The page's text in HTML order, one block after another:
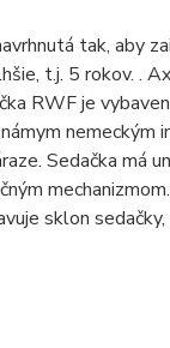
tak, aby
t.j. 5 rokov. .
RWF je
Sedačka
sklon